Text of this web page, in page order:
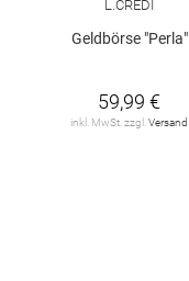
L.CREDI
Geldbörse "Perla"
59,99 €
inkl. MwSt. zzgl. Versand